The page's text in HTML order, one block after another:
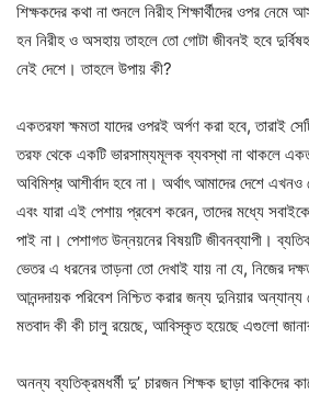
শিক্ষকদের কথা না শুনলে নিরীহ শিক্ষার্থীদের ওপর
হন নিরীহ ও অসহায় তাহলে তো গোটা জীবনই হবে
নেই দেশে। তাহলে উপায় কী?
একতরফা ক্ষমতা যাদের ওপরই অর্পণ করা হবে, তারাই
তরফ থেকে একটি ভারসাম্যমূলক ব্যবস্থা না থাকলে
অবিমিশ্র আশীর্বাদ হবে না। অর্থাৎ আমাদের দেশে
এবং যারা এই পেশায় প্রবেশ করেন, তাদের মধ্যে
পাই না। পেশাগত উন্নয়নের বিষয়টি জীবনব্যাপী।
ভেতর এ ধরনের তাড়না তো দেখাই যায় না যে, নিজের
আনন্দদায়ক পরিবেশ নিশ্চিত করার জন্য দুনিয়ার
মতবাদ কী কী চালু রয়েছে, আবিস্কৃত হয়েছে এগুলো
অনন্য ব্যতিক্রমধর্মী দু’ চারজন শিক্ষক ছাড়া বাকিদের